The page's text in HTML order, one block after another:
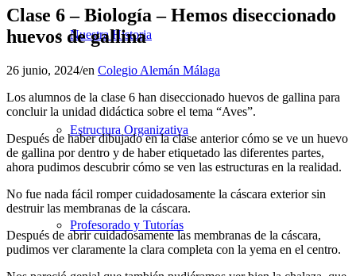
Nuestra Historia
Estructura Organizativa
Profesorado y Tutorías
Clase 6 – Biología – Hemos diseccionado
huevos de gallina
26 junio, 2024/en Colegio Alemán Málaga
Los alumnos de la clase 6 han diseccionado huevos de gallina para
concluir la unidad didáctica sobre el tema “Aves”.
Después de haber dibujado en la clase anterior cómo se ve un huevo
de gallina por dentro y de haber etiquetado las diferentes partes,
ahora pudimos descubrir cómo se ven las estructuras en la realidad.
No fue nada fácil romper cuidadosamente la cáscara exterior sin
destruir las membranas de la cáscara.
Después de abrir cuidadosamente las membranas de la cáscara,
pudimos ver claramente la clara completa con la yema en el centro.